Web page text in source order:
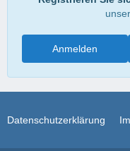
Anmelden
Datenschutzerklärung